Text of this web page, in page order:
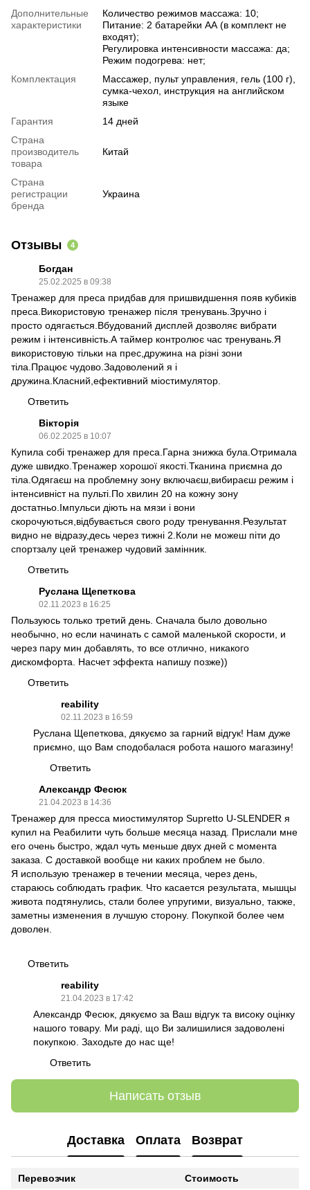
Дополнительные
характеристики
Количество режимов массажа: 10;
Питание: 2 батарейки АА (в комплект не
входят);
Регулировка интенсивности массажа: да;
Режим подогрева: нет;
Комплектация
Массажер, пульт управления, гель (100 г),
сумка-чехол, инструкция на английском
языке
Гарантия
14 дней
Страна
производитель
товара
Китай
Страна
регистрации
бренда
Украина
Отзывы 4
Богдан
25.02.2025 в 09:38
Тренажер для преса придбав для пришвидшення появ кубиків
преса.Використовую тренажер після тренувань.Зручно і
просто одягається.Вбудований дисплей дозволяє вибрати
режим і інтенсивність.А таймер контролює час тренувань.Я
використовую тільки на прес,дружина на різні зони
тіла.Працює чудово.Задоволений я і
дружина.Класний,ефективний міостимулятор.
Ответить
Вікторія
06.02.2025 в 10:07
Купила собі тренажер для преса.Гарна знижка була.Отримала
дуже швидко.Тренажер хорошої якості.Тканина приємна до
тіла.Одягаєш на проблемну зону включаєш,вибираєш режим і
інтенсивніст на пульті.По хвилин 20 на кожну зону
достатньо.Імпульси діють на мязи і вони
скорочуються,відбувається свого роду тренування.Результат
видно не відразу,десь через тижні 2.Коли не можеш піти до
спортзалу цей тренажер чудовий замінник.
Ответить
Руслана Щепеткова
02.11.2023 в 16:25
Пользуюсь только третий день. Сначала было довольно
необычно, но если начинать с самой маленькой скорости, и
через пару мин добавлять, то все отлично, никакого
дискомфорта. Насчет эффекта напишу позже))
Ответить
reability
02.11.2023 в 16:59
Руслана Щепеткова, дякуємо за гарний відгук! Нам дуже
приємно, що Вам сподобалася робота нашого магазину!
Ответить
Александр Фесюк
21.04.2023 в 14:36
Тренажер для пресса миостимулятор Supretto U-SLENDER я
купил на Реабилити чуть больше месяца назад. Прислали мне
его очень быстро, ждал чуть меньше двух дней с момента
заказа. С доставкой вообще ни каких проблем не было.
Я использую тренажер в течении месяца, через день,
стараюсь соблюдать график. Что касается результата, мышцы
живота подтянулись, стали более упругими, визуально, также,
заметны изменения в лучшую сторону. Покупкой более чем
доволен.
Ответить
reability
21.04.2023 в 17:42
Александр Фесюк, дякуємо за Ваш відгук та високу оцінку
нашого товару. Ми раді, що Ви залишилися задоволені
покупкою. Заходьте до нас ще!
Ответить
Написать отзыв
Доставка Оплата Возврат
Перевозчик Стоимость